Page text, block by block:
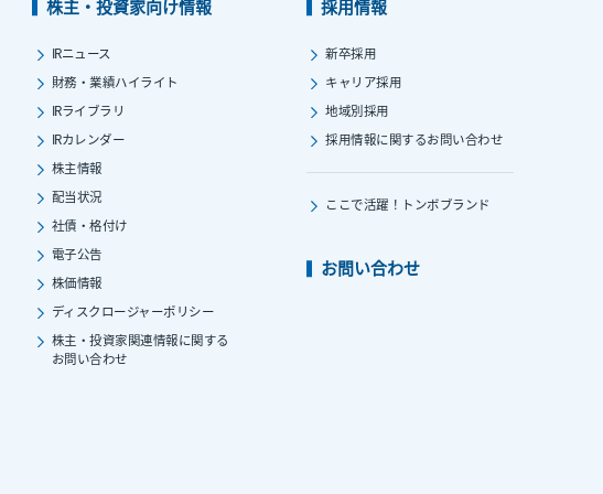
株主・投資家向け情報
IRニュース
財務・業績ハイライト
IRライブラリ
IRカレンダー
株主情報
配当状況
社債・格付け
電子公告
株価情報
ディスクロージャーポリシー
株主・投資家関連情報に関する
お問い合わせ
採用情報
新卒採用
キャリア採用
地域別採用
採用情報に関するお問い合わせ
ここで活躍！ トンボブランド
お問い合わせ